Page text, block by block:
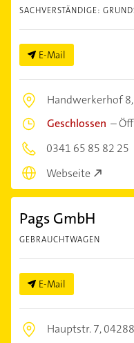
SACHVERSTÄNDIGE:
E-Mail
Handwerkerhof 8,
Geschlossen –
0341 65 85 82 25
Webseite
Pags GmbH
GEBRAUCHTWAGEN
E-Mail
Hauptstr. 7,